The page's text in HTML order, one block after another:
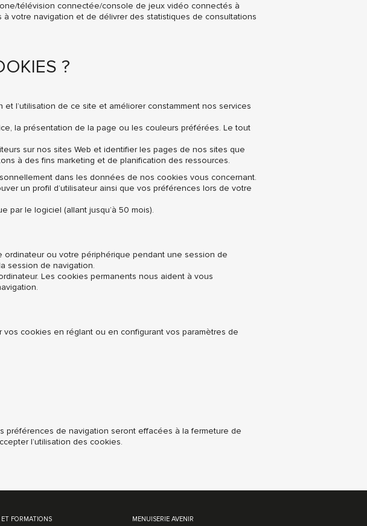
télévision connectée/console de jeux vidéo connectés à
votre navigation et de délivrer des statistiques de consultations
?
l’utilisation de ce site et améliorer constamment nos services
la présentation de la page ou les couleurs préférées. Le tout
sur nos sites Web et identifier les pages de nos sites que
à des fins marketing et de planification des ressources.
dans les données de nos cookies vous concernant.
un profil d’utilisateur ainsi que vos préférences lors de votre
le logiciel (allant jusqu’à 50 mois).
ou votre périphérique pendant une session de
session de navigation.
Les cookies permanents nous aident à vous
cookies en réglant ou en configurant vos paramètres de
préférences de navigation seront effacées à la fermeture de
l’utilisation des cookies.
ET FORMATIONS MENUISERIE AVENIR